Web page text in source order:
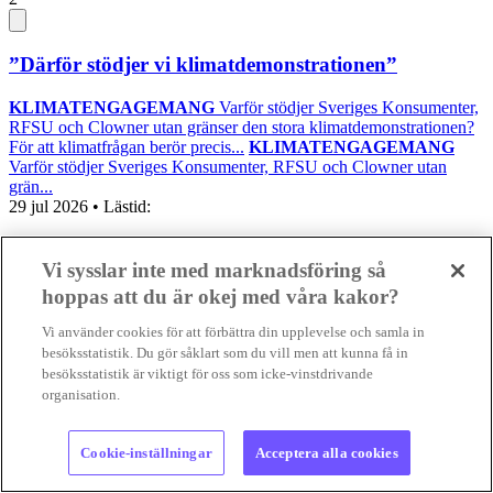
”Därför stödjer vi klimatdemonstrationen”
KLIMATENGAGEMANG Varför stödjer Sveriges Konsumenter,
RFSU och Clowner utan gränser den stora klimatdemonstrationen?
För att klimatfrågan berör precis... KLIMATENGAGEMANG
Varför stödjer Sveriges Konsumenter, RFSU och Clowner utan
grän...
29 jul 2026 • Lästid:
Foto: Supermijöbloggen
Intervju Nyheter Positiva nyheter
Vi sysslar inte med marknadsföring så
hoppas att du är okej med våra kakor?
Vi använder cookies för att förbättra din upplevelse och samla in
besöksstatistik. Du gör såklart som du vill men att kunna få in
besöksstatistik är viktigt för oss som icke-vinstdrivande
organisation.
Cookie-inställningar Acceptera alla cookies